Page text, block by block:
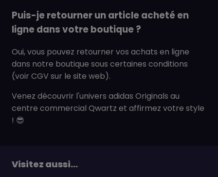
Puis-je retourner un article acheté en
ligne dans votre boutique ?
Oui, vous pouvez retourner vos achats en ligne
dans notre boutique sous certaines conditions
(voir CGV sur le site web).
Venez découvrir l'univers adidas Originals au
centre commercial Qwartz et affirmez votre style
! 😎
Visitez aussi...